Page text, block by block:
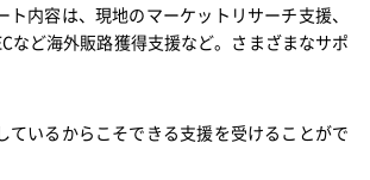
ト内容は、現地のマーケットリサーチ支援、
など海外販路獲得支援など。さまざまなサポ
ているからこそできる支援を受けることがで